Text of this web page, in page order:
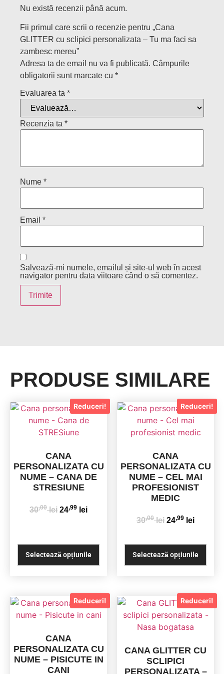
Nu există recenzii până acum.
Fii primul care scrii o recenzie pentru „Cana
GLITTER cu sclipici personalizata – Tu ma faci sa
zambesc mereu”
Adresa ta de email nu va fi publicată. Câmpurile
obligatorii sunt marcate cu *
Evaluarea ta *
Recenzia ta *
Nume *
Email *
Salvează-mi numele, emailul și site-ul web în acest
navigator pentru data viitoare când o să comentez.
PRODUSE SIMILARE
Reduceri!
CANA
PERSONALIZATA CU
NUME – CANA DE
STRESIUNE
30,00 lei 24,99 lei
Selectează opțiunile
Reduceri!
CANA
PERSONALIZATA CU
NUME – CEL MAI
PROFESIONIST
MEDIC
30,00 lei 24,99 lei
Selectează opțiunile
Reduceri!
CANA
PERSONALIZATA CU
NUME – PISICUTE IN
CANI
Reduceri!
CANA GLITTER CU
SCLIPICI
PERSONALIZATA –